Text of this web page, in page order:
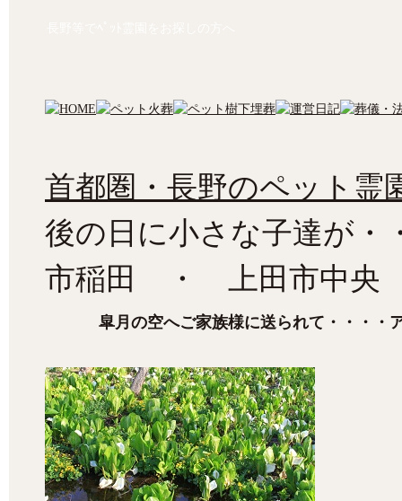
首都圏・長野のペット霊
後の日に小さな子達が
市稲田 ・ 上田市中央
皐月の空へご家族様に送られて・・・・